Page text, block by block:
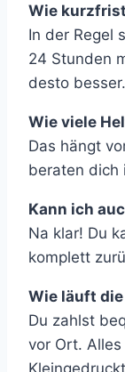
Wie
In der Regel
24 Stunden
desto besser.
Wie viele
Das hängt
beraten dich
Kann ich
Na klar! Du
komplett
Wie läuft
Du zahlst
vor Ort.